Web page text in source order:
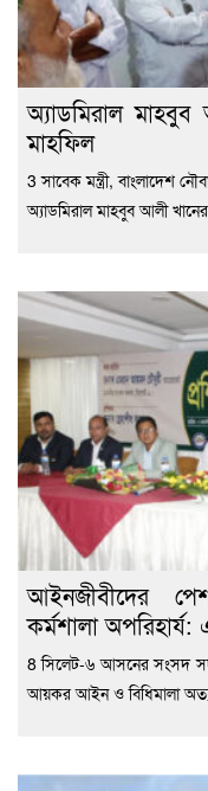
অ্যাডমিরাল মাহবুব
মাহফিল
3 সাবেক মন্ত্রী, বাংলাদেশ
অ্যাডমিরাল মাহবুব আলী
‎আইনজীবীদের
কর্মশালা
8 ‎সিলেট-৬ আসনের সংসদ
আয়কর আইন ও বিধিমালা